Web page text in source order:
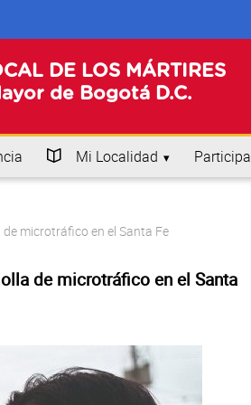
DE LOS MÁRTIRES
de Bogotá D.C.
Mi Localidad Participa
microtráfico en el Santa Fe
de microtráfico en el Santa